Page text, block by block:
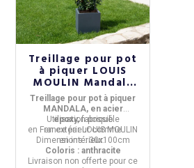
Treillage pour pot
à piquer LOUIS
MOULIN Mandala
30x100cm
anthracite
Treillage pour pot à piquer
MANDALA, en acier
epoxy, fabriqué
en FranceparLOUIS MOULIN
Utilisation possible
enextérieurcomme
enintérieur.
Dimensions :30x100cm
Coloris : anthracite
Livraison non offerte pour ce